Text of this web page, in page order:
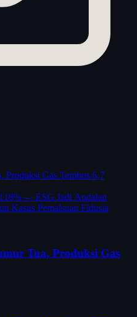
Produksi Gas Tembus 6,7
— ESG Jadi Andalan
Kasus Pemalsuan Fidusia
Tua, Produksi Gas